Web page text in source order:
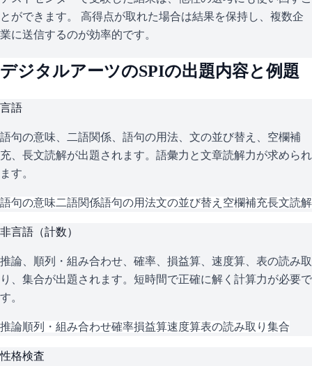
とができます。 高得点が取れた場合は結果を保持し、複数企
業に送信するのが効率的です。
デジタルアーツのSPIの出題内容と例題
言語
語句の意味、二語関係、語句の用法、文の並び替え、空欄補
充、長文読解が出題されます。語彙力と文章読解力が求められ
ます。
語句の意味二語関係語句の用法文の並び替え 空欄補充長文読解
非言語（計数）
推論、順列・組み合わせ、確率、損益算、速度算、表の読み取
り、集合が出題されます。短時間で正確に解く計算力が必要で
す。
推論順列・組み合わせ確率損益算速度算表の読み取り 集合
性格検査